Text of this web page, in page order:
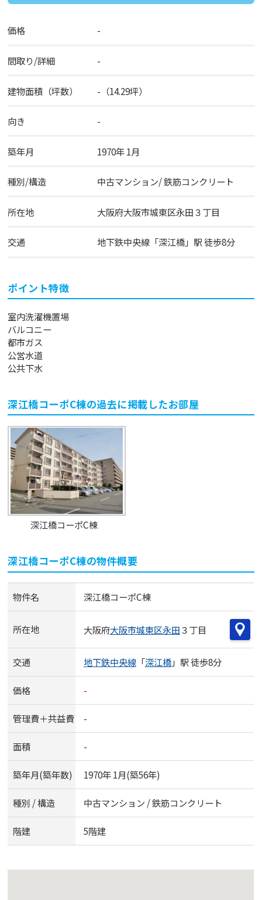
価格 -
間取り/詳細 -
建物面積（坪数） -（14.29坪）
向き -
築年月 1970年 1月
種別/構造 中古マンション/ 鉄筋コンクリート
所在地 大阪府大阪市城東区永田３丁目
交通 地下鉄中央線「深江橋」駅 徒歩8分
ポイント特徴
室内洗濯機置場
バルコニー
都市ガス
公営水道
公共下水
深江橋コーポC棟の過去に掲載したお部屋
深江橋コーポC棟
深江橋コーポC棟の物件概要
物件名 深江橋コーポC棟
所在地 大阪府大阪市城東区永田３丁目
交通 地下鉄中央線「深江橋」駅 徒歩8分
価格 -
管理費＋共益費 -
面積 -
築年月(築年数) 1970年 1月(築56年)
種別 / 構造 中古マンション / 鉄筋コンクリート
階建 5階建